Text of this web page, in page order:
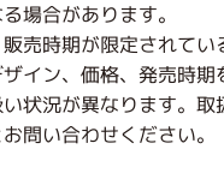
場合があります。
売時期が限定されてい
イン、価格、発売時期
状況が異なります。
問い合わせください。